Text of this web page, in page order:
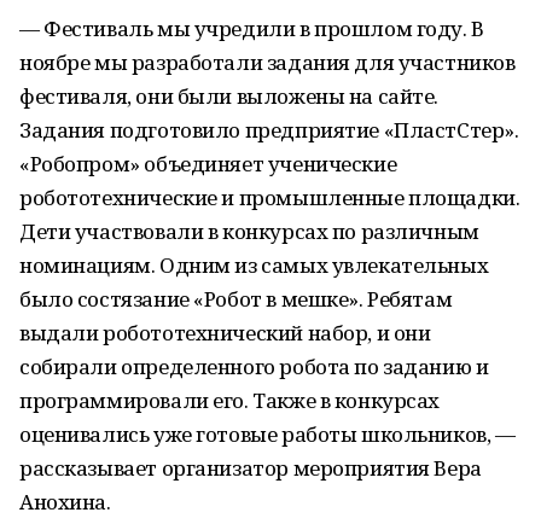
— Фестиваль мы учредили в прошлом году. В
ноябре мы разработали задания для участников
фестиваля, они были выложены на сайте.
Задания подготовило предприятие «ПластСтер».
«Робопром» объединяет ученические
робототехнические и промышленные площадки.
Дети участвовали в конкурсах по различным
номинациям. Одним из самых увлекательных
было состязание «Робот в мешке». Ребятам
выдали робототехнический набор, и они
собирали определенного робота по заданию и
программировали его. Также в конкурсах
оценивались уже готовые работы школьников, —
рассказывает организатор мероприятия Вера
Анохина.